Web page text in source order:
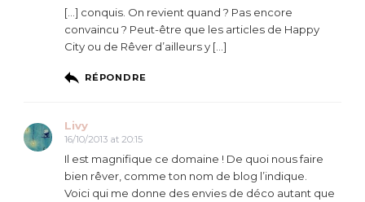
[…] conquis. On revient quand ? Pas encore
convaincu ? Peut-être que les articles de Happy
City ou de Rêver d’ailleurs y […]
RÉPONDRE
Livy
16/10/2013 at 20:15
Il est magnifique ce domaine ! De quoi nous faire
bien rêver, comme ton nom de blog l’indique.
Voici qui me donne des envies de déco autant que